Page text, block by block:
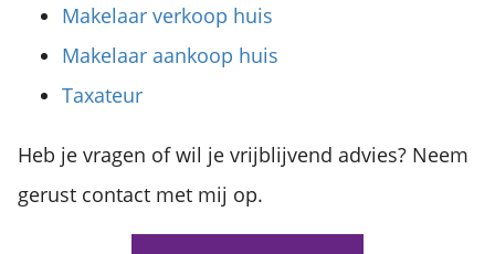
Makelaar verkoop huis
Makelaar aankoop huis
Taxateur
Heb je vragen of wil je vrijblijvend advies? Neem
gerust contact met mij op.